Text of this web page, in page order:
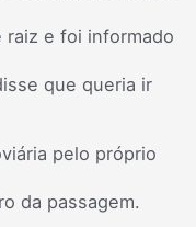
raiz e foi informado
que queria ir
pelo próprio
da passagem.